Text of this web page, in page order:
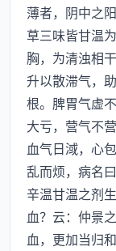
薄者，阴中之
草三味皆甘温
胸，为清浊相
升以散滞气，
根。脾胃气虚
大亏，营气不
血气日淢，心
乱而烦，病名
辛温甘温之剂
血？云：仲景
血，更加当归